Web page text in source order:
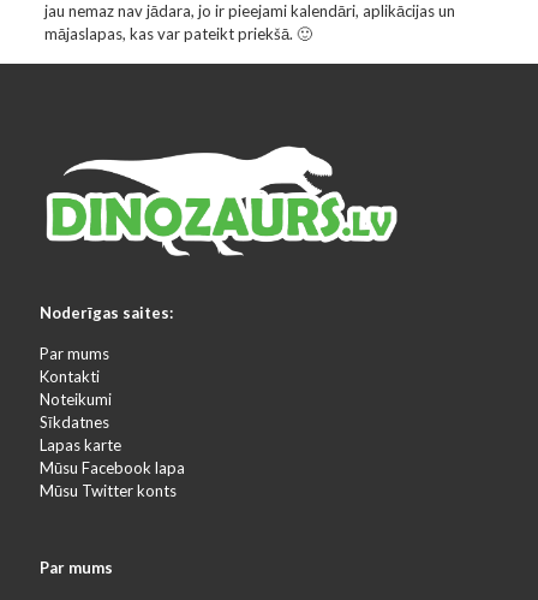
jau nemaz nav jādara, jo ir pieejami kalendāri, aplikācijas un
mājaslapas, kas var pateikt priekšā. 🙂
Noderīgas saites:
Par mums
Kontakti
Noteikumi
Sīkdatnes
Lapas karte
Mūsu Facebook lapa
Mūsu Twitter konts
Par mums